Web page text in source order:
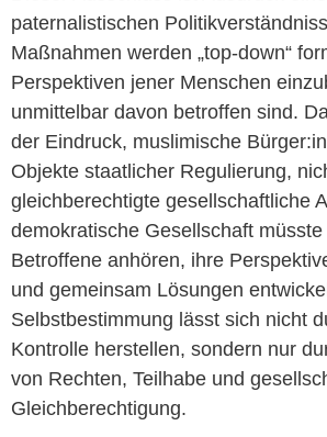
paternalistischen
Maßnahmen werden „top-down“
Perspektiven jener Menschen
unmittelbar davon betroffen sind.
der Eindruck, muslimische
Objekte staatlicher Regulierung,
gleichberechtigte gesellschaftliche
demokratische Gesellschaft
Betroffene anhören, ihre
und gemeinsam Lösungen
Selbstbestimmung lässt sich nicht
Kontrolle herstellen, sondern nur
von Rechten, Teilhabe und
Gleichberechtigung.